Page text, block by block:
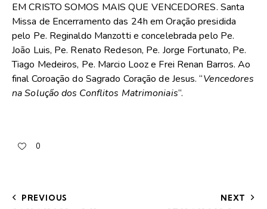
EM CRISTO SOMOS MAIS QUE VENCEDORES. Santa
Missa de Encerramento das 24h em Oração presidida
pelo Pe. Reginaldo Manzotti e concelebrada pelo Pe.
João Luis, Pe. Renato Redeson, Pe. Jorge Fortunato, Pe.
Tiago Medeiros, Pe. Marcio Looz e Frei Renan Barros. Ao
final Coroação do Sagrado Coração de Jesus. “Vencedores
na Solução dos Conflitos Matrimoniais“.
0
PREVIOUS NEXT